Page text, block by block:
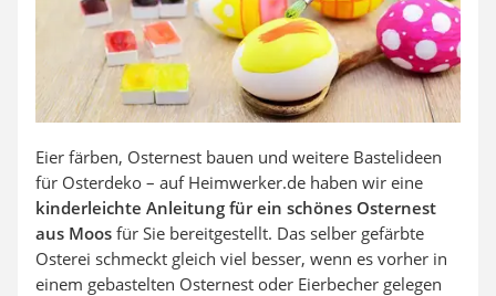
Beheizbare Handschuhe
Eier färben, Osternest bauen und weitere Bastelideen
für Osterdeko – auf Heimwerker.de haben wir eine
kinderleichte Anleitung für ein schönes Osternest
aus Moos für Sie bereitgestellt. Das selber gefärbte
Osterei schmeckt gleich viel besser, wenn es vorher in
einem gebastelten Osternest oder Eierbecher gelegen